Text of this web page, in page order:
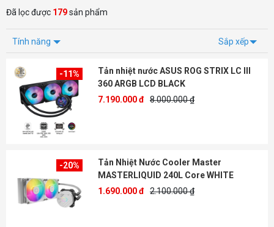
Đã lọc được 179sản phẩm
Tính năng Sắp xếp
-11%
Tản nhiệt nước ASUS ROG STRIX LC III
360 ARGB LCD BLACK
7.190.000 đ 8.000.000 ₫
-20%
Tản Nhiệt Nước Cooler Master
MASTERLIQUID 240L Core WHITE
1.690.000 đ 2.100.000 ₫